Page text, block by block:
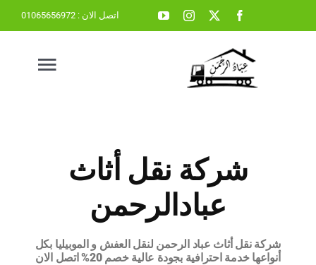
to
اتصل الان : 01065656972
نقل عفش
ونش رفع عفش
شركة نقل أثاث
عبادالرحمن
شركة نقل أثاث عباد الرحمن لنقل العفش و الموبيليا بكل
أنواعها خدمة احترافية بجودة عالية خصم 20% اتصل الان